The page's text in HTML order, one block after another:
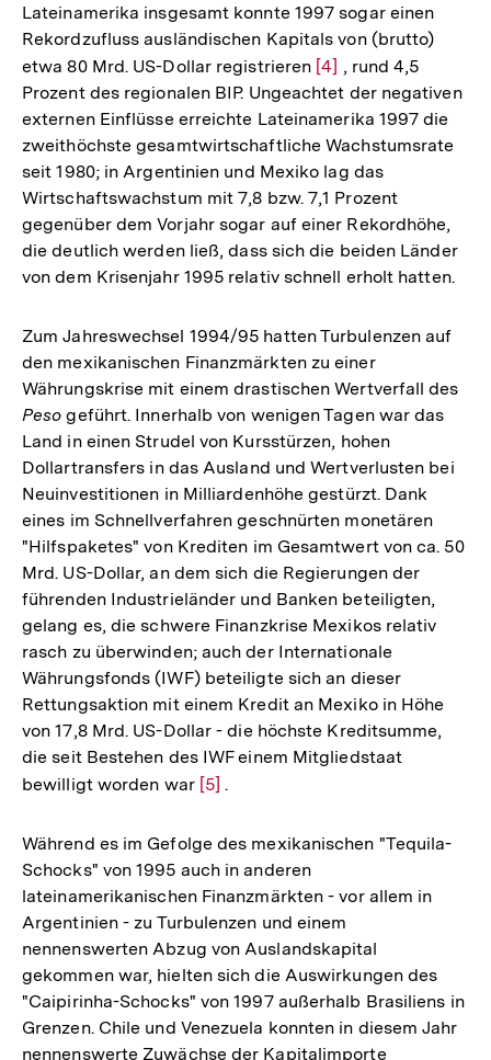
Lateinamerika insgesamt konnte 1997 sogar einen
Rekordzufluss ausländischen Kapitals von (brutto)
etwa 80 Mrd. US-Dollar registrieren Zur
Auflösung
der
Fußnote
[4] , rund 4,5
Prozent des regionalen BIP. Ungeachtet der negativen
externen Einflüsse erreichte Lateinamerika 1997 die
zweithöchste gesamtwirtschaftliche Wachstumsrate
seit 1980; in Argentinien und Mexiko lag das
Wirtschaftswachstum mit 7,8 bzw. 7,1 Prozent
gegenüber dem Vorjahr sogar auf einer Rekordhöhe,
die deutlich werden ließ, dass sich die beiden Länder
von dem Krisenjahr 1995 relativ schnell erholt hatten.
Zum Jahreswechsel 1994/95 hatten Turbulenzen auf
den mexikanischen Finanzmärkten zu einer
Währungskrise mit einem drastischen Wertverfall des
Peso geführt. Innerhalb von wenigen Tagen war das
Land in einen Strudel von Kursstürzen, hohen
Dollartransfers in das Ausland und Wertverlusten bei
Neuinvestitionen in Milliardenhöhe gestürzt. Dank
eines im Schnellverfahren geschnürten monetären
"Hilfspaketes" von Krediten im Gesamtwert von ca. 50
Mrd. US-Dollar, an dem sich die Regierungen der
führenden Industrieländer und Banken beteiligten,
gelang es, die schwere Finanzkrise Mexikos relativ
rasch zu überwinden; auch der Internationale
Währungsfonds (IWF) beteiligte sich an dieser
Rettungsaktion mit einem Kredit an Mexiko in Höhe
von 17,8 Mrd. US-Dollar - die höchste Kreditsumme,
die seit Bestehen des IWF einem Mitgliedstaat
bewilligt worden war Zur
der
Fußnote
[5] .
Während es im Gefolge des mexikanischen "Tequila-
Schocks" von 1995 auch in anderen
lateinamerikanischen Finanzmärkten - vor allem in
Argentinien - zu Turbulenzen und einem
nennenswerten Abzug von Auslandskapital
gekommen war, hielten sich die Auswirkungen des
"Caipirinha-Schocks" von 1997 außerhalb Brasiliens in
Grenzen. Chile und Venezuela konnten in diesem Jahr
nennenswerte Zuwächse der Kapitalimporte